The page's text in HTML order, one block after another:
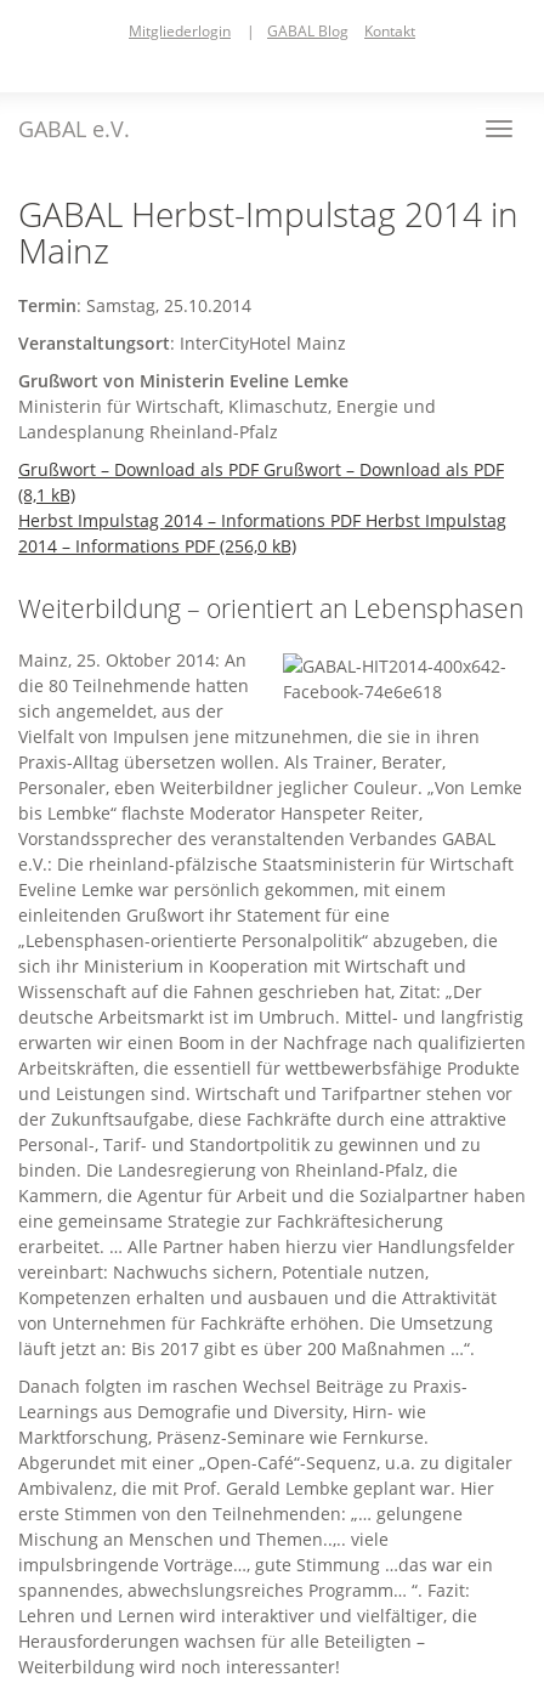
Mitgliederlogin | GABAL Blog Kontakt
GABAL e.V.
GABAL Herbst-Impulstag 2014 in
Mainz
Termin: Samstag, 25.10.2014
Veranstaltungsort: InterCityHotel Mainz
Grußwort von Ministerin Eveline Lemke
Ministerin für Wirtschaft, Klimaschutz, Energie und
Landesplanung Rheinland-Pfalz
Grußwort – Download als PDF Grußwort – Download als PDF
(8,1 kB)
Herbst Impulstag 2014 – Informations PDF Herbst Impulstag
2014 – Informations PDF (256,0 kB)
Weiterbildung – orientiert an Lebensphasen
Mainz, 25. Oktober 2014: An
die 80 Teilnehmende hatten
sich angemeldet, aus der
Vielfalt von Impulsen jene mitzunehmen, die sie in ihren
Praxis-Alltag übersetzen wollen. Als Trainer, Berater,
Personaler, eben Weiterbildner jeglicher Couleur. „Von Lemke
bis Lembke“ flachste Moderator Hanspeter Reiter,
Vorstandssprecher des veranstaltenden Verbandes GABAL
e.V.: Die rheinland-pfälzische Staatsministerin für Wirtschaft
Eveline Lemke war persönlich gekommen, mit einem
einleitenden Grußwort ihr Statement für eine
„Lebensphasen-orientierte Personalpolitik“ abzugeben, die
sich ihr Ministerium in Kooperation mit Wirtschaft und
Wissenschaft auf die Fahnen geschrieben hat, Zitat: „Der
deutsche Arbeitsmarkt ist im Umbruch. Mittel- und langfristig
erwarten wir einen Boom in der Nachfrage nach qualifizierten
Arbeitskräften, die essentiell für wettbewerbsfähige Produkte
und Leistungen sind. Wirtschaft und Tarifpartner stehen vor
der Zukunftsaufgabe, diese Fachkräfte durch eine attraktive
Personal-, Tarif- und Standortpolitik zu gewinnen und zu
binden. Die Landesregierung von Rheinland-Pfalz, die
Kammern, die Agentur für Arbeit und die Sozialpartner haben
eine gemeinsame Strategie zur Fachkräftesicherung
erarbeitet. … Alle Partner haben hierzu vier Handlungsfelder
vereinbart: Nachwuchs sichern, Potentiale nutzen,
Kompetenzen erhalten und ausbauen und die Attraktivität
von Unternehmen für Fachkräfte erhöhen. Die Umsetzung
läuft jetzt an: Bis 2017 gibt es über 200 Maßnahmen …“.
Danach folgten im raschen Wechsel Beiträge zu Praxis-
Learnings aus Demografie und Diversity, Hirn- wie
Marktforschung, Präsenz-Seminare wie Fernkurse.
Abgerundet mit einer „Open-Café“-Sequenz, u.a. zu digitaler
Ambivalenz, die mit Prof. Gerald Lembke geplant war. Hier
erste Stimmen von den Teilnehmenden: „… gelungene
Mischung an Menschen und Themen..,.. viele
impulsbringende Vorträge…, gute Stimmung …das war ein
spannendes, abwechslungsreiches Programm… “. Fazit:
Lehren und Lernen wird interaktiver und vielfältiger, die
Herausforderungen wachsen für alle Beteiligten –
Weiterbildung wird noch interessanter!